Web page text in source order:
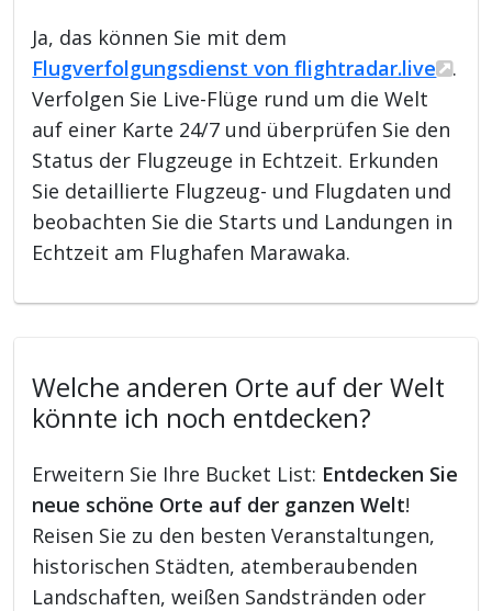
Ja, das können Sie mit dem
Flugverfolgungsdienst von flightradar.live
.
Verfolgen Sie Live-Flüge rund um die Welt
auf einer Karte 24/7 und überprüfen Sie den
Status der Flugzeuge in Echtzeit. Erkunden
Sie detaillierte Flugzeug- und Flugdaten und
beobachten Sie die Starts und Landungen in
Echtzeit am Flughafen Marawaka.
Welche anderen Orte auf der Welt
könnte ich noch entdecken?
Erweitern Sie Ihre Bucket List: Entdecken Sie
neue schöne Orte auf der ganzen Welt!
Reisen Sie zu den besten Veranstaltungen,
historischen Städten, atemberaubenden
Landschaften, weißen Sandstränden oder